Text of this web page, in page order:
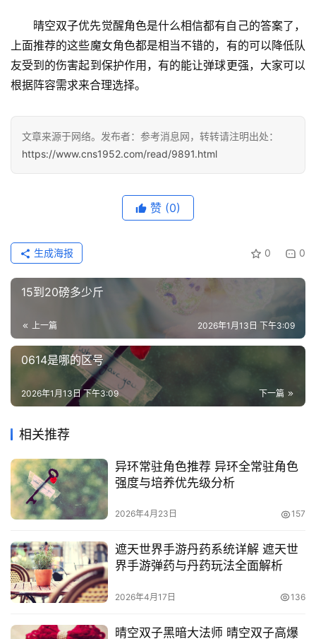
页
文
类
专
快
更
多
页
晴空双子优先觉醒角色是什么相信都有自己的答案了，
上面推荐的这些魔女角色都是相当不错的，有的可以降低队
友受到的伤害起到保护作用，有的能让弹球更强，大家可以
根据阵容需求来合理选择。
文章来源于网络。发布者：参考消息网，转转请注明出处：
https://www.cns1952.com/read/9891.html
赞 (0)
0 0
生成海报
15到20磅多少斤
上一篇 2026年1月13日 下午3:09
0614是哪的区号
下一篇
2026年1月13日 下午3:09
相关推荐
异环常驻角色推荐 异环全常驻角色
强度与培养优先级分析
2026年4月23日 157
遮天世界手游丹药系统详解 遮天世
界手游弹药与丹药玩法全面解析
2026年4月17日 136
晴空双子黑暗大法师 晴空双子高爆